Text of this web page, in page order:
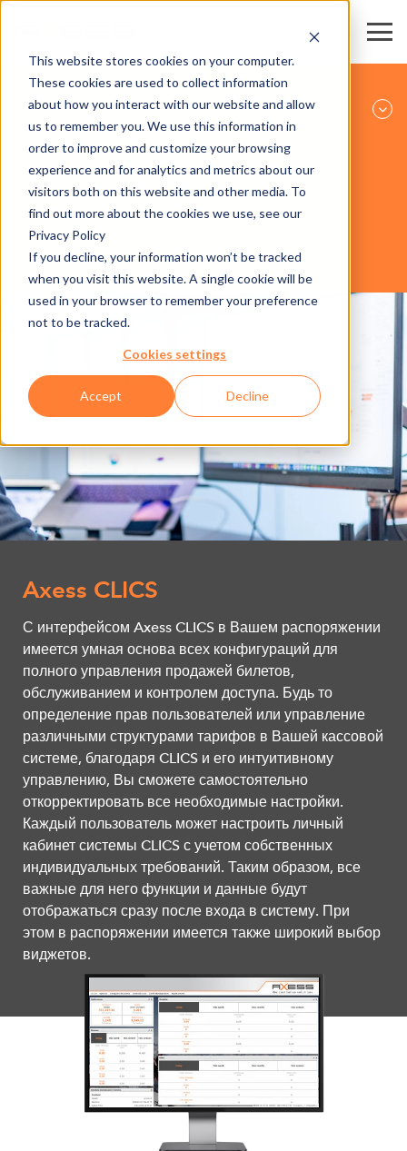
This website stores cookies on your computer.
These cookies are used to collect information
about how you interact with our website and allow
us to remember you. We use this information in
order to improve and customize your browsing
experience and for analytics and metrics about our
visitors both on this website and other media. To
find out more about the cookies we use, see our
Privacy Policy
If you decline, your information won’t be tracked
when you visit this website. A single cookie will be
used in your browser to remember your preference
not to be tracked.
Cookies settings
Accept Decline
AXESS CLICS
ПРОГРАММНОЕ ОБЕСПЕЧЕНИЕ
ГОРНОЛЫЖНЫЕ РЕГИОНЫ И КАНАТНЫЕ
ДОРОГИ
Axess CLICS
С интерфейсом Axess CLICS в Вашем распоряжении
имеется умная основа всех конфигураций для
полного управления продажей билетов,
обслуживанием и контролем доступа. Будь то
определение прав пользователей или управление
различными структурами тарифов в Вашей кассовой
системе, благодаря CLICS и его интуитивному
управлению, Вы сможете самостоятельно
откорректировать все необходимые настройки.
Каждый пользователь может настроить личный
кабинет системы CLICS с учетом собственных
индивидуальных требований. Таким образом, все
важные для него функции и данные будут
отображаться сразу после входа в систему. При
этом в распоряжении имеется также широкий выбор
виджетов.